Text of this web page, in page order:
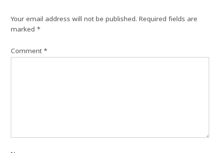
Your email address will not be published. Required fields are
marked*
Comment*